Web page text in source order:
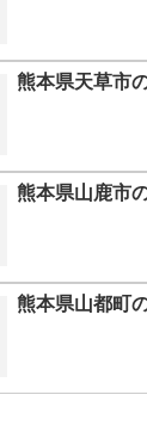
熊本県天草市
熊本県山鹿市
熊本県山都町